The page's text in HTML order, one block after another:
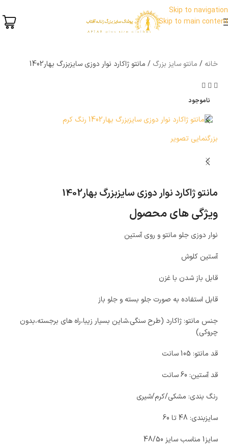
Skip to navigation
Skip to main content
خانه مانتو سایز بزرگ مانتو ژاکارد نوار دوزی سایزبزرگ بهار1402
ناموجود
بزرگنمایی تصویر
مانتو ژاکارد نوار دوزی سایزبزرگ بهار1402
ویژگی های محصول
نوار دوزی جلو مانتو و روی آستین
آستین کلوش
قابل باز شدن با غزن
قابل استفاده به صورت جلو بسته و جلو باز
جنس مانتو: ژاکارد (طرح سنگی،شاین بسیار زیبا،راه های برجسته،بدون
چروکی)
قد مانتو: 105 سانت
قد آستین: 60 سانت
رنگ بندی: مشکی/کرم/شیری
سایزبندی: 48 تا 60
سایز1 مناسب سایز 48/50